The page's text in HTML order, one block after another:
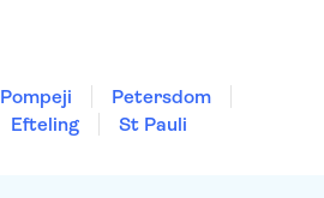
Pompeji
Petersdom
Efteling
St Pauli